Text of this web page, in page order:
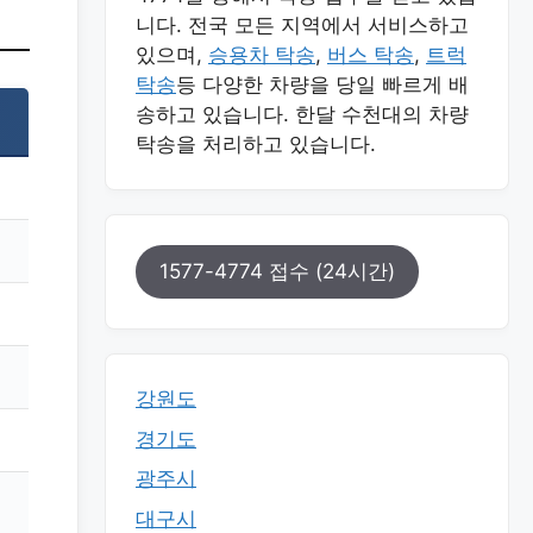
니다. 전국 모든 지역에서 서비스하고
있으며, 승용차 탁송, 버스 탁송, 트럭
탁송등 다양한 차량을 당일 빠르게 배
송하고 있습니다. 한달 수천대의 차량
탁송을 처리하고 있습니다.
1577-4774 접수 (24시간)
강원도
경기도
광주시
대구시